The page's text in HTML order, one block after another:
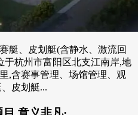
艇、皮划艇(含静水、激流回
于杭州市富阳区北支江南岸,地
,含赛事管理、场馆管理、观
皮划艇...